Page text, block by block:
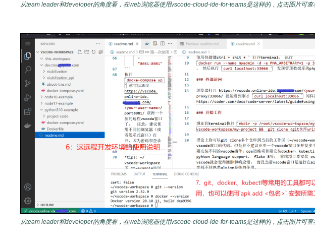
从team leader和developer的角度看，在web浏览器使用vscode-cloud-ide-for-teams是这样的，点击图片可查
从team leader和developer的角度看，在web浏览器使用vscode-cloud-ide-for-teams是这样的，点击图片可查